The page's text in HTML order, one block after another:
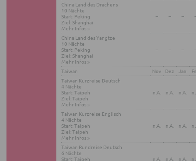
China Land des Dra­chens
10 Näch­te
Start: Pe­king
Ziel: Shang­hai
Mehr Infos »
– – –
China Land des Yangt­ze
10 Näch­te
Start: Pe­king
Ziel: Shang­hai
Mehr Infos »
– – –
Tai­wan Nov Dez Jan
Tai­wan Kurz­rei­se Deutsch
4 Näch­te
Start: Tai­peh
Ziel: Tai­peh
Mehr Infos »
n.A. n.A. n.A.
Tai­wan Kurz­rei­se Eng­lisch
4 Näch­te
Start: Tai­peh
Ziel: Tai­peh
Mehr Infos »
n.A. n.A. n.A.
Tai­wan Rund­rei­se Deutsch
6 Näch­te
Start: Tai­peh
n.A. n.A. n.A.